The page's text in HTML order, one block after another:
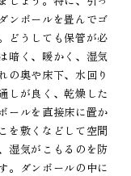
ンボールを畳んでゴ
どうしても保管が必
暗く、暖かく、湿気
の奥や床下、水回り
しが良く、乾燥した
ールを直接床に置か
を敷くなどして空間
湿気がこもるのを防
。ダンボールの中に